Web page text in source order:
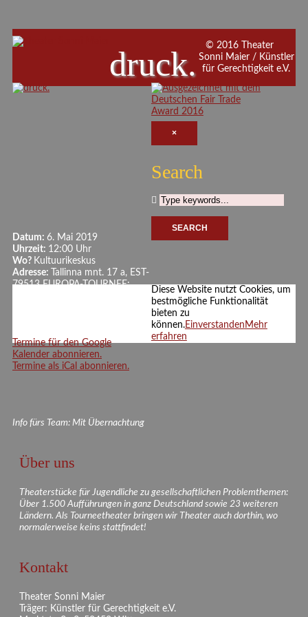
druck.
Datum: 6. Mai 2019
Uhrzeit: 12:00 Uhr
Wo? Kultuurikeskus
Adresse:
Tallinna mnt. 17 a, EST-
79513 EUROPA-TOURNEE:
Termine für den Google
Kalender abonnieren.
Termine als iCal abonnieren.
Info fürs Team: Mit Übernachtung
Über uns
Theaterstücke für Jugendliche zu gesellschaftlichen Problemthemen:
Über 1.500 Aufführungen in ganz Deutschland sowie 23 weiteren
Ländern. Als Tourneetheater bringen wir Theater auch dorthin, wo
normalerweise keins stattfindet!
Kontakt
Theater Sonni Maier
Träger: Künstler für Gerechtigkeit e.V.
© 2016 Theater
Sonni Maier / Künstler
für Gerechtigkeit e.V.
×
Search
Diese Website nutzt Cookies, um
bestmögliche Funktionalität
bieten zu
können.Einverstanden Mehr
erfahren